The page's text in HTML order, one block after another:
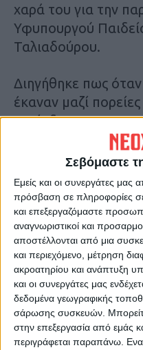
Σεβόμαστε
Εμείς και οι συνεργάτες μας
πρόσβαση σε πληροφορίες
και επεξεργαζόμαστε
αναγνωριστικοί και
αποστέλλονται από μια
και περιεχόμενο, μέτρηση
ακροατηρίου και ανάπτυξη
και οι συνεργάτες μας
δεδομένα γεωγραφικής
σάρωσης συσκευών. Μπορείτε
στην επεξεργασία από εμάς
περιγράφεται παραπάνω.
χαρά του για την
Υφυπουργού
Ταλιαδούρου.
Διηγήθηκε πως
έκαναν μαζί
περίοδο που
πατέρας του κ.
εγώ ήμουν του 7»
για τις φοιτητικές
Τελευταίες Ειδήσεις
ΑΓΩΝ στο
Όλες οι
Καρδίτσας